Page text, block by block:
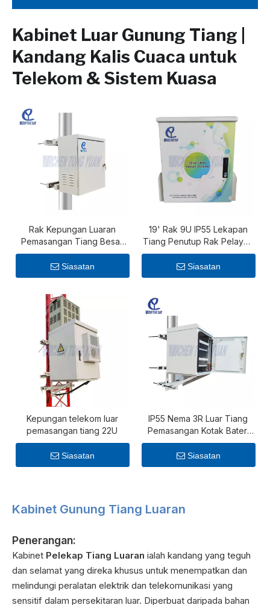
Kabinet Luar Gunung Tiang |
Kandang Kalis Cuaca untuk
Telekom & Sistem Kuasa
Rak Kepungan Luaran
Pemasangan Tiang Besar
12U untuk Aplikasi Telekom
Siasatan
19' Rak 9U IP55 Lekapan
Tiang Penutup Rak Pelayan
Luaran
Siasatan
Kepungan telekom luar
pemasangan tiang 22U
Siasatan
IP55 Nema 3R Luar Tiang
Pemasangan Kotak Bateri
Suria
Siasatan
Kabinet Gunung Tiang Luaran
Penerangan:
Kabinet Pelekap Tiang Luaran ialah kandang yang teguh
dan selamat yang direka khusus untuk menempatkan dan
melindungi peralatan elektrik dan telekomunikasi yang
sensitif dalam persekitaran luar. Diperbuat daripada bahan